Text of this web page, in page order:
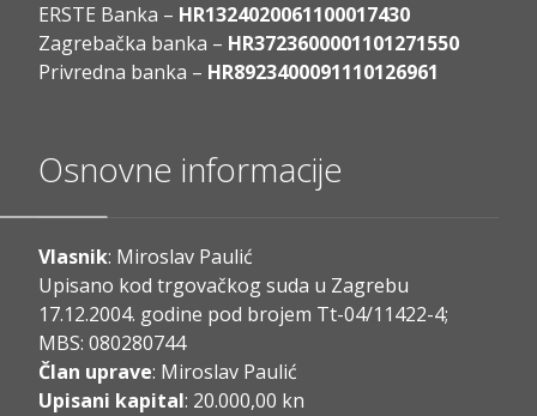
ERSTE Banka – HR1324020061100017430
Zagrebačka banka – HR3723600001101271550
Privredna banka – HR8923400091110126961
Osnovne informacije
Vlasnik: Miroslav Paulić
Upisano kod trgovačkog suda u Zagrebu
17.12.2004. godine pod brojem Tt-04/11422-4;
MBS: 080280744
Član uprave: Miroslav Paulić
Upisani kapital: 20.000,00 kn